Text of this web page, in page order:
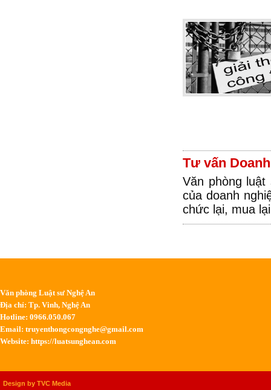
Tư vấn
Văn phòng
của doanh
chức lại, mua
Văn phòng Luật sư Nghệ An
Địa chỉ: Tp. Vinh, Nghệ An
Hotline: 0966.050.067
Email: truyenthongcongnghe@gmail.com
Website: https://luatsunghean.com
Design by TVC Media